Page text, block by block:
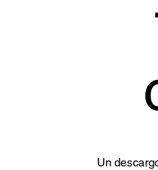
Un